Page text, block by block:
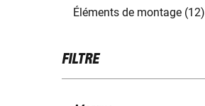
Éléments de montage (12)
FILTRE